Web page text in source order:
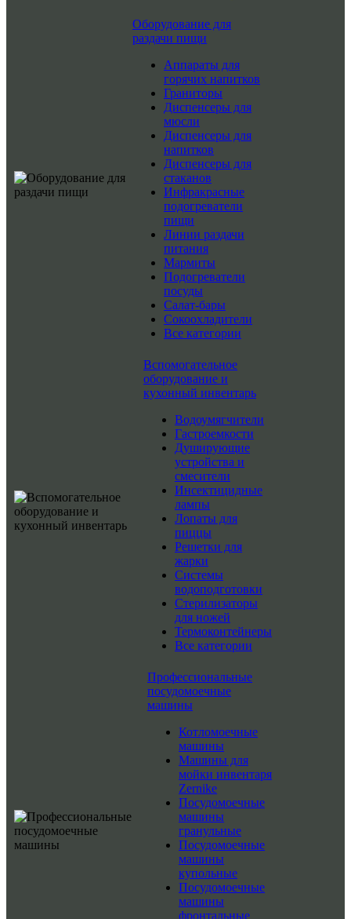
Оборудование для
раздачи пищи
Аппараты для
горячих напитков
Граниторы
Диспенсеры для
мюсли
Диспенсеры для
напитков
Диспенсеры для
стаканов
Инфракрасные
подогреватели
пищи
Линии раздачи
питания
Мармиты
Подогреватели
посуды
Салат-бары
Сокоохладители
Все категории
Вспомогательное
оборудование и
кухонный инвентарь
Водоумягчители
Гастроемкости
Душирующие
устройства и
смесители
Инсектицидные
лампы
Лопаты для
пиццы
Решетки для
жарки
Системы
водоподготовки
Стерилизаторы
для ножей
Термоконтейнеры
Все категории
Профессиональные
посудомоечные
машины
Котломоечные
машины
Машины для
мойки инвентаря
Zernike
Посудомоечные
машины
гранульные
Посудомоечные
машины
купольные
Посудомоечные
машины
фронтальные